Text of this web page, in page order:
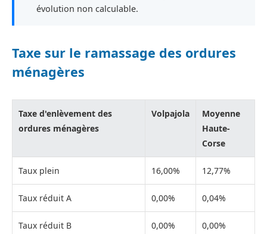
évolution non calculable.
Taxe sur le ramassage des ordures
ménagères
Taxe d'enlèvement des
ordures ménagères
Volpajola
Moyenne
Haute-
Corse
Taux plein 16,00% 12,77%
Taux réduit A 0,00% 0,04%
Taux réduit B 0,00% 0,00%